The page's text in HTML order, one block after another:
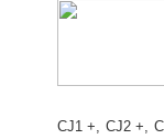
CJ1 +, CJ2 +,